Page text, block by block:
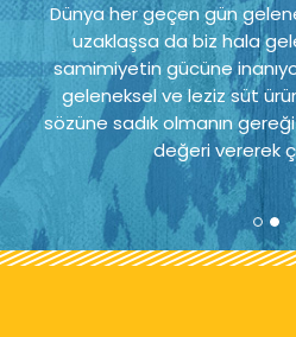
Dünya her geçen gün
uzaklaşsa da biz hala
samimiyetin gücüne
geleneksel ve leziz süt
sözüne sadık olmanın
değeri vererek